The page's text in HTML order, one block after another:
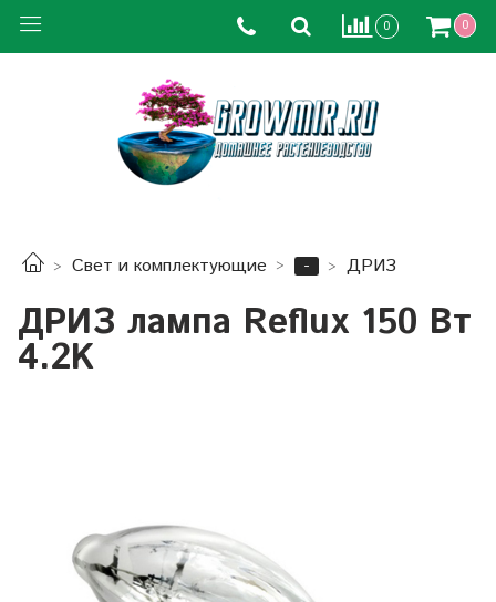
0 0
Свет и комплектующие - ДРИЗ
ДРИЗ лампа Reflux 150 Вт
4.2K